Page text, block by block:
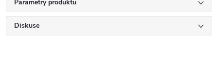
Parametry produktu
Diskuse